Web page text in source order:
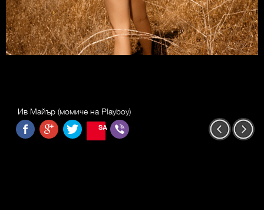
Ив Майър (момиче на Playboy)
SAVE